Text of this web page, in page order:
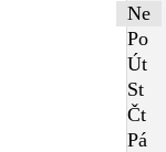
Ne
Po
Út
St
Čt
Pá